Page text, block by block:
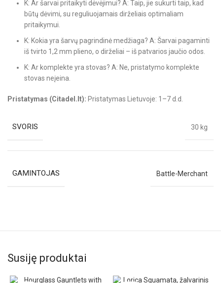
K: Ar šarvai pritaikyti dėvėjimui? A: Taip, jie sukurti taip, kad
būtų dėvimi, su reguliuojamais dirželiais optimaliam
pritaikymui.
K: Kokia yra šarvų pagrindinė medžiaga? A: Šarvai pagaminti
iš tvirto 1,2 mm plieno, o dirželiai – iš patvarios jaučio odos.
K: Ar komplekte yra stovas? A: Ne, pristatymo komplekte
stovas neįeina.
Pristatymas (Citadel.lt): Pristatymas Lietuvoje: 1–7 d.d.
SVORIS 30 kg
GAMINTOJAS Battle-Merchant
Susiję produktai